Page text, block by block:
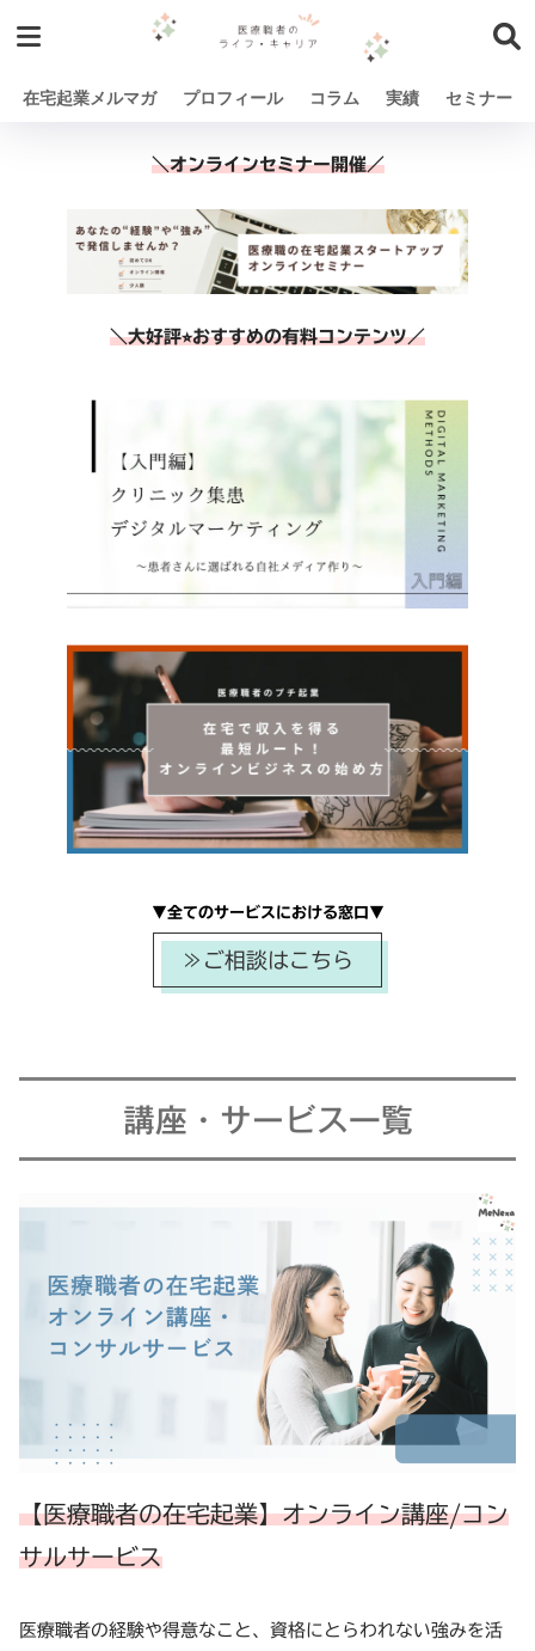
在宅起業メルマガ プロフィール コラム 実績 セミナー
＼オンラインセミナー開催／
＼大好評⭐︎おすすめの有料コンテンツ／
▼全てのサービスにおける窓口▼
≫ご相談はこちら
講座・サービス一覧
【医療職者の在宅起業】オンライン講座/コン
サルサービス
医療職者の経験や得意なこと、資格にとらわれない強みを活